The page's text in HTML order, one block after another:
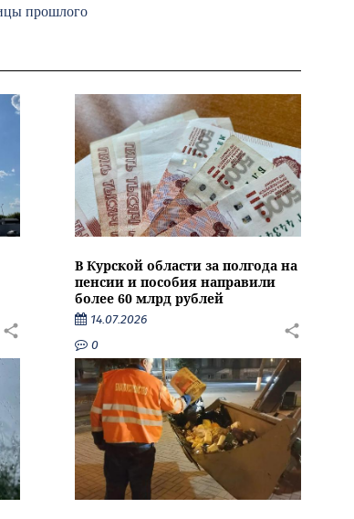
прошлого
В Курской области за полгода на
пенсии и пособия направили
более 60 млрд рублей
14.07.2026
0